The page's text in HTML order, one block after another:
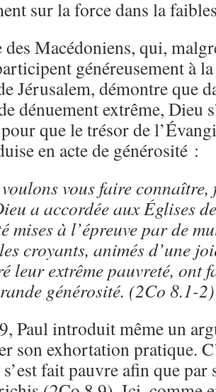
sur la force dans la
des Macédoniens, qui,
généreusement à
Jérusalem, démontre que
dénuement extrême, Dieu
que le trésor de
en acte de générosité :
vous faire connaître,
a accordée aux Églises
mises à l’épreuve par de
croyants, animés d’une
leur extrême pauvreté, ont
générosité. (2Co 8.1-2)
Paul introduit même un
son exhortation pratique.
fait pauvre afin que par